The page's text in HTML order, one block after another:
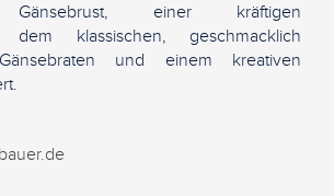
Gänsebrust, einer kräftigen
dem klassischen, geschmacklich
und einem kreativen